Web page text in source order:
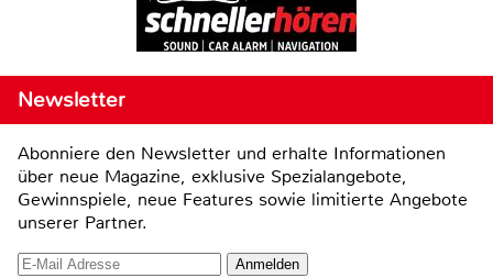
Newsletter
Abonniere den Newsletter und erhalte Informationen
über neue Magazine, exklusive Spezialangebote,
Gewinnspiele, neue Features sowie limitierte Angebote
unserer Partner.